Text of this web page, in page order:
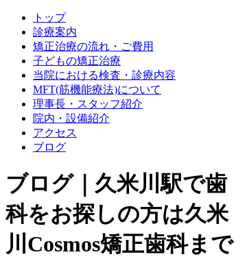
トップ
診療案内
矯正治療の流れ・ご費用
子どもの矯正治療
当院における検査・診療内容
MFT(筋機能療法)について
理事長・スタッフ紹介
院内・設備紹介
アクセス
ブログ
ブログ｜久米川駅で歯
科をお探しの方は久米
川Cosmos矯正歯科まで